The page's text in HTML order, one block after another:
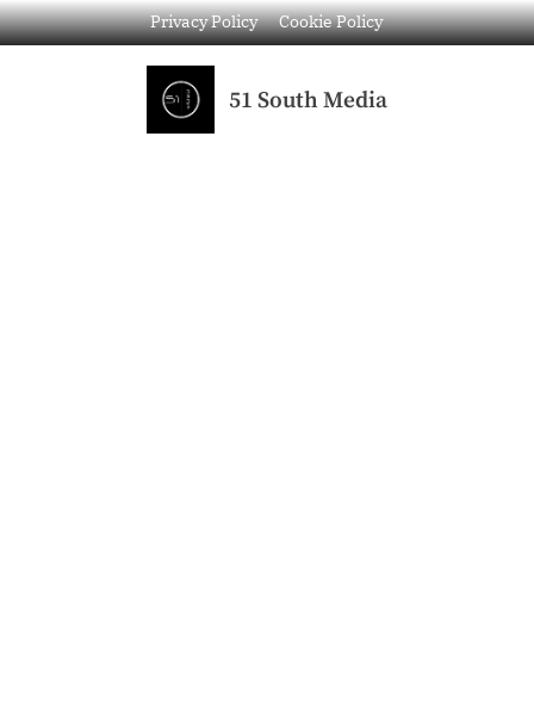
Privacy Policy Cookie Policy
51 South Media